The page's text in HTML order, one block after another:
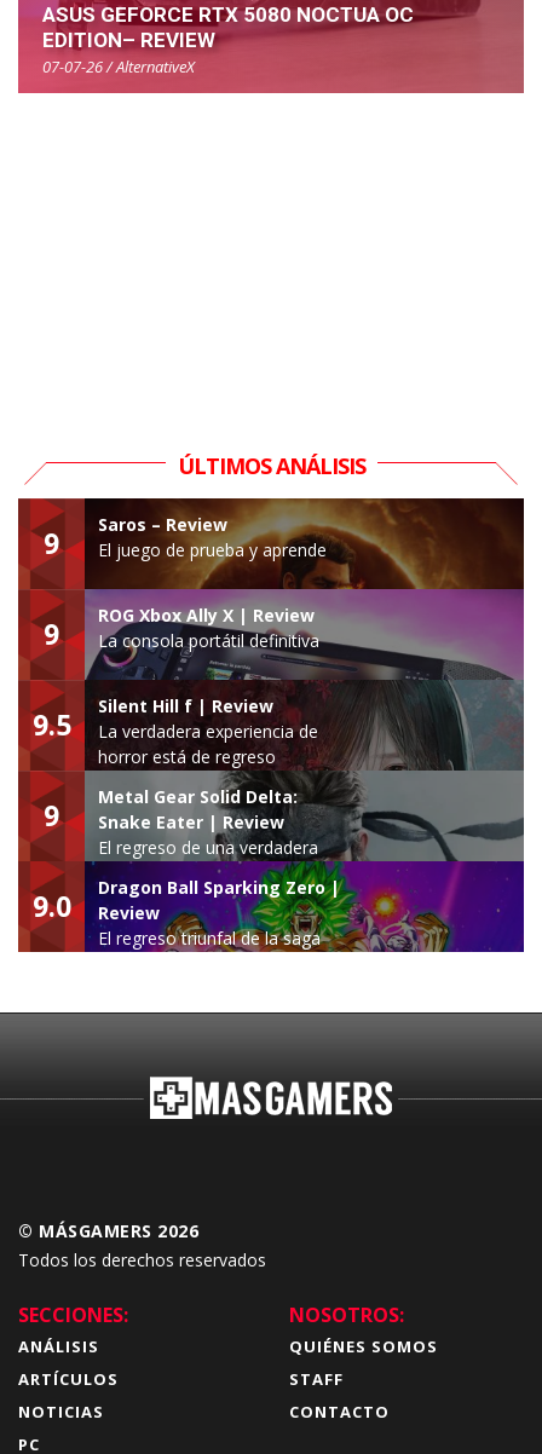
ASUS GEFORCE RTX 5080 NOCTUA OC
EDITION– REVIEW
07-07-26 / AlternativeX
ÚLTIMOS ANÁLISIS
9
Saros – Review
El juego de prueba y aprende
9
ROG Xbox Ally X | Review
La consola portátil definitiva
9.5
Silent Hill f | Review
La verdadera experiencia de
horror está de regreso
9
Metal Gear Solid Delta:
Snake Eater | Review
El regreso de una verdadera
leyenda
9.0
Dragon Ball Sparking Zero |
Review
El regreso triunfal de la saga
© MÁSGAMERS 2026
Todos los derechos reservados
SECCIONES:
ANÁLISIS
ARTÍCULOS
NOTICIAS
PC
NOSOTROS:
QUIÉNES SOMOS
STAFF
CONTACTO